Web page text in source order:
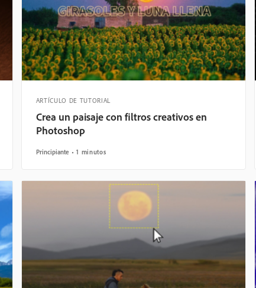
ARTÍCULO DE TUTORIAL
Crea un paisaje con filtros creativos en
Photoshop
Principiante 1 minutos